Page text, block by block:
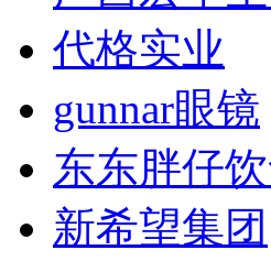
代格实业
gunnar眼镜
东东胖仔
新希望集团